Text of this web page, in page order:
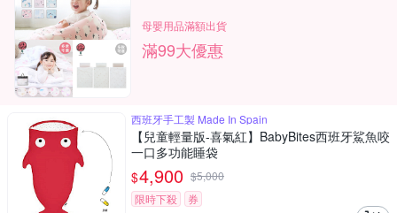
母嬰用品滿額出貨
滿99大優惠
西班牙手工製 Made In Spain
【兒童輕量版-喜氣紅】BabyBites西班牙鯊魚咬
一口多功能睡袋
$4,900 $5,000
限時下殺
券